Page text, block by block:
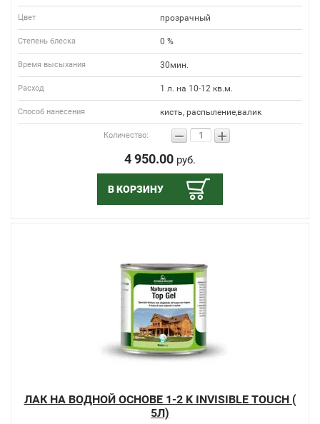
Цвет прозрачный
Степень блеска 0 %
Время высыхания 30мин.
Расход 1 л. на 10-12 кв.м.
Способ нанесения кисть, распыление,валик
Количество: − +
4 950.00 руб.
В КОРЗИНУ
ЛАК НА ВОДНОЙ ОСНОВЕ 1-2 K INVISIBLE TOUCH (
5Л)